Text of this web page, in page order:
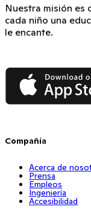
Nuestra misión es
cada niño una
le encante.
App Store
Compañía
Acerca de
Prensa
Empleos
Ingeniería
Accesibilidad